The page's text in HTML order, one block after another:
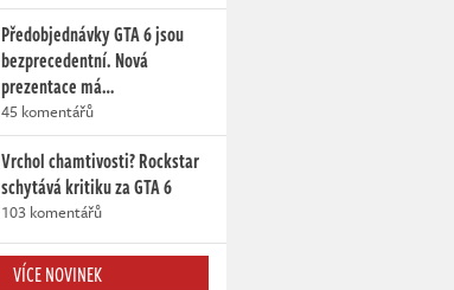
Předobjednávky GTA 6 jsou
bezprecedentní. Nová
prezentace má…
45 komentářů
Vrchol chamtivosti? Rockstar
schytává kritiku za GTA 6
103 komentářů
VÍCE NOVINEK